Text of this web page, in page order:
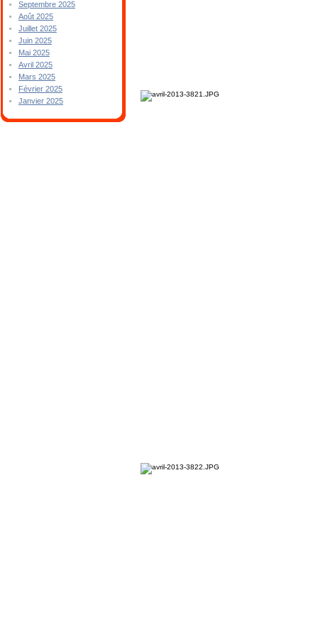
Septembre 2025
Août 2025
Juillet 2025
Juin 2025
Mai 2025
Avril 2025
Mars 2025
Février 2025
Janvier 2025